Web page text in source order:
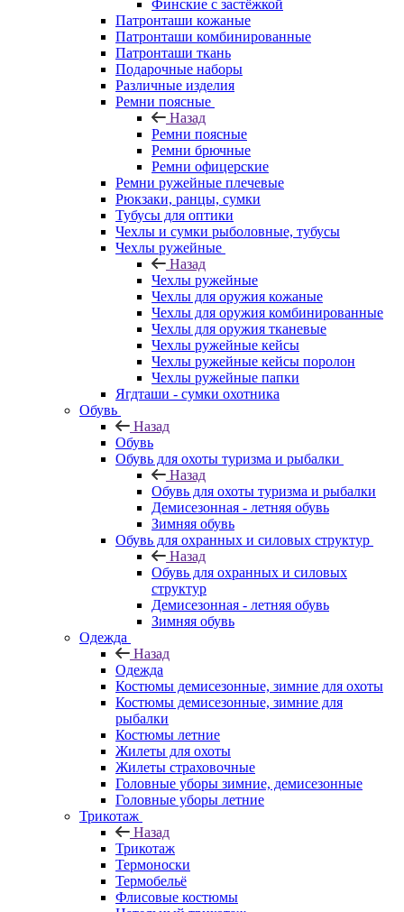
Финские с застёжкой
Патронташи кожаные
Патронташи комбинированные
Патронташи ткань
Подарочные наборы
Различные изделия
Ремни поясные
Назад
Ремни поясные
Ремни брючные
Ремни офицерские
Ремни ружейные плечевые
Рюкзаки, ранцы, сумки
Тубусы для оптики
Чехлы и сумки рыболовные, тубусы
Чехлы ружейные
Назад
Чехлы ружейные
Чехлы для оружия кожаные
Чехлы для оружия комбинированные
Чехлы для оружия тканевые
Чехлы ружейные кейсы
Чехлы ружейные кейсы поролон
Чехлы ружейные папки
Ягдташи - сумки охотника
Обувь
Назад
Обувь
Обувь для охоты туризма и рыбалки
Назад
Обувь для охоты туризма и рыбалки
Демисезонная - летняя обувь
Зимняя обувь
Обувь для охранных и силовых структур
Назад
Обувь для охранных и силовых
структур
Демисезонная - летняя обувь
Зимняя обувь
Одежда
Назад
Одежда
Костюмы демисезонные, зимние для охоты
Костюмы демисезонные, зимние для
рыбалки
Костюмы летние
Жилеты для охоты
Жилеты страховочные
Головные уборы зимние, демисезонные
Головные уборы летние
Трикотаж
Назад
Трикотаж
Термоноски
Термобельё
Флисовые костюмы